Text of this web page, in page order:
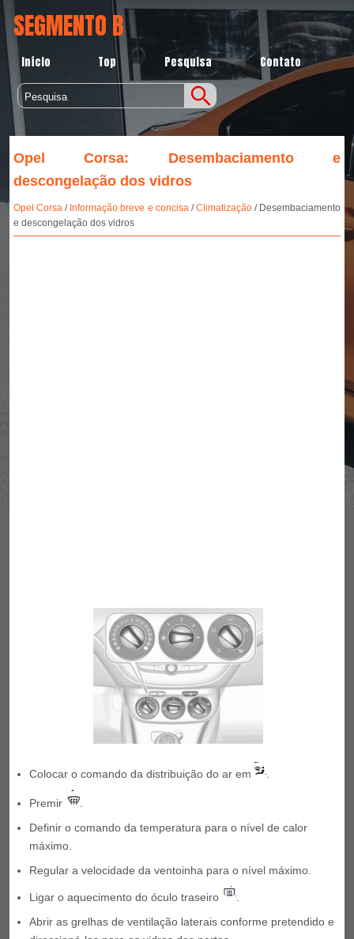
SEGMENTO B
Início Top Pesquisa Contato
Opel Corsa: Desembaciamento e
descongelação dos vidros
Opel Corsa/ Informação breve e concisa/Climatização / Desembaciamento
e descongelação dos vidros
Colocar o comando da distribuição do ar em .
Premir
.
Definir o comando da temperatura para o nível de calor
máximo.
Regular a velocidade da ventoinha para o nível máximo.
Ligar o aquecimento do óculo traseiro
.
Abrir as grelhas de ventilação laterais conforme pretendido e